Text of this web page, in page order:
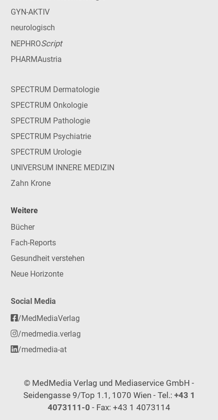
GYN-AKTIV
neurologisch
NEPHROScript
PHARMAustria
SPECTRUM Dermatologie
SPECTRUM Onkologie
SPECTRUM Pathologie
SPECTRUM Psychiatrie
SPECTRUM Urologie
UNIVERSUM INNERE MEDIZIN
Zahn Krone
Weitere
Bücher
Fach-Reports
Gesundheit verstehen
Neue Horizonte
Social Media
/MedMediaVerlag
/medmedia.verlag
/medmedia-at
© MedMedia Verlag und Mediaservice GmbH -
Seidengasse 9/Top 1.1, 1070 Wien - Tel.: +43 1
4073111-0 - Fax: +43 1 4073114